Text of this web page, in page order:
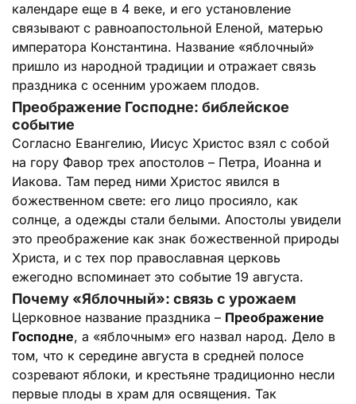
календаре еще в 4 веке, и его установление
связывают с равноапостольной Еленой, матерью
императора Константина. Название «яблочный»
пришло из народной традиции и отражает связь
праздника с осенним урожаем плодов.
Преображение Господне: библейское
событие
Согласно Евангелию, Иисус Христос взял с собой
на гору Фавор трех апостолов – Петра, Иоанна и
Иакова. Там перед ними Христос явился в
божественном свете: его лицо просияло, как
солнце, а одежды стали белыми. Апостолы увидели
это преображение как знак божественной природы
Христа, и с тех пор православная церковь
ежегодно вспоминает это событие 19 августа.
Почему «Яблочный»: связь с урожаем
Церковное название праздника – Преображение
Господне, а «яблочным» его назвал народ. Дело в
том, что к середине августа в средней полосе
созревают яблоки, и крестьяне традиционно несли
первые плоды в храм для освящения. Так